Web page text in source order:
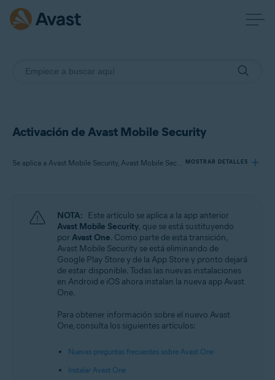
Activación de Avast Mobile Security
Se aplica a Avast Mobile Security, Avast Mobile Security Premium, Avast Mobile Security Ultimate MOSTRAR DETALLES
Avast Mobile Security
Avast Mobile Security Premium
Avast Mobile Security Ultimate
Sistemas operativos:
Android y iOS
NOTA: Este artículo se aplica a la app anterior
Avast Mobile Security, que se está sustituyendo
porAvast One. Como parte de esta transición,
Avast Mobile Security se está eliminando de
Google Play Store y de la App Store y pronto dejará
de estar disponible. Todas las nuevas instalaciones
en Android e iOS ahora instalan la nueva app Avast
One.
Para obtener información sobre el nuevo Avast
One, consulta los siguientes artículos:
Nuevas preguntas frecuentes sobre Avast One
Instalar Avast One